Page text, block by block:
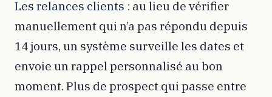
Les relances clients : au lieu de vérifier
manuellement qui n’a pas répondu depuis
14 jours, un système surveille les dates et
envoie un rappel personnalisé au bon
moment. Plus de prospect qui passe entre